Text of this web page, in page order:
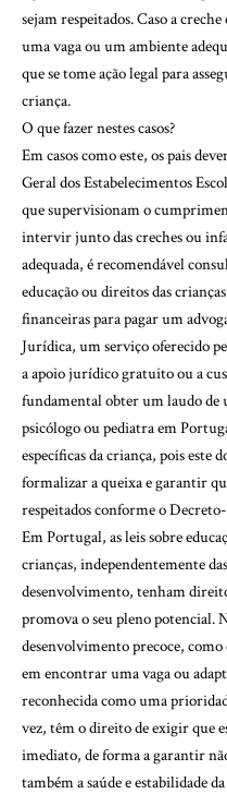
sejam respeitados. Caso a
uma vaga ou um ambiente
que se tome ação legal para
criança.
O que fazer nestes casos?
Em casos como este, os pais
Geral dos Estabelecimentos
que supervisionam o
intervir junto das creches ou
adequada, é recomendável
educação ou direitos das
financeiras para pagar um
Jurídica, um serviço oferecido
a apoio jurídico gratuito ou a
fundamental obter um laudo
psicólogo ou pediatra em
específicas da criança, pois este
formalizar a queixa e garantir
respeitados conforme o
Em Portugal, as leis sobre
crianças, independentemente
desenvolvimento, tenham
promova o seu pleno potencial.
desenvolvimento precoce, como
em encontrar uma vaga ou
reconhecida como uma
vez, têm o direito de exigir que
imediato, de forma a garantir
também a saúde e estabilidade